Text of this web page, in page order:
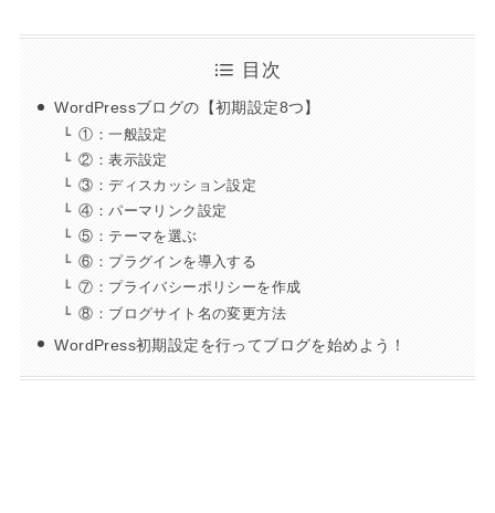
目次
WordPressブログの【初期設定8つ】
①：一般設定
②：表示設定
③：ディスカッション設定
④：パーマリンク設定
⑤：テーマを選ぶ
⑥：プラグインを導入する
⑦：プライバシーポリシーを作成
⑧：ブログサイト名の変更方法
WordPress初期設定を行ってブログを始めよう！